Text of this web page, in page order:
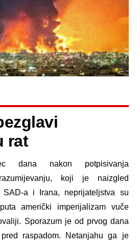
rat
dana nakon potpisivanja
koji je naizgled
a i Irana, neprijateljstva su
američki imperijalizam vuče
Sporazum je od prvog dana
raspadom. Netanjahu ga je